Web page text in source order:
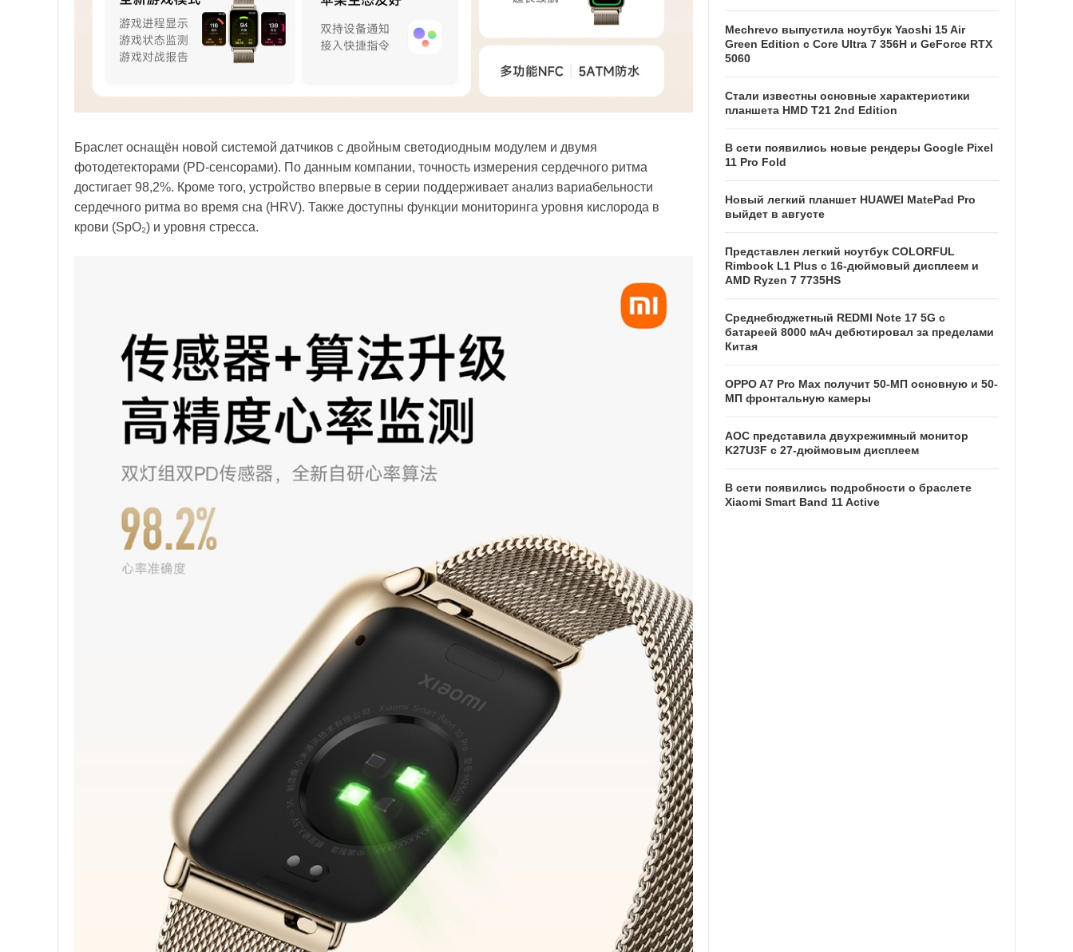
Браслет оснащён новой системой датчиков с двойным светодиодным модулем и двумя
фотодетекторами (PD-сенсорами). По данным компании, точность измерения сердечного ритма
достигает 98,2%. Кроме того, устройство впервые в серии поддерживает анализ вариабельности
сердечного ритма во время сна (HRV). Также доступны функции мониторинга уровня кислорода в
крови (SpO₂) и уровня стресса.
Mechrevo выпустила ноутбук Yaoshi 15 Air
Green Edition с Core Ultra 7 356H и GeForce RTX
5060
Стали известны основные характеристики
планшета HMD T21 2nd Edition
В сети появились новые рендеры Google Pixel
11 Pro Fold
Новый легкий планшет HUAWEI MatePad Pro
выйдет в августе
Представлен легкий ноутбук COLORFUL
Rimbook L1 Plus с 16-дюймовый дисплеем и
AMD Ryzen 7 7735HS
Среднебюджетный REDMI Note 17 5G с
батареей 8000 мАч дебютировал за пределами
Китая
OPPO A7 Pro Max получит 50-МП основную и 50-
МП фронтальную камеры
AOC представила двухрежимный монитор
K27U3F с 27-дюймовым дисплеем
В сети появились подробности о браслете
Xiaomi Smart Band 11 Active